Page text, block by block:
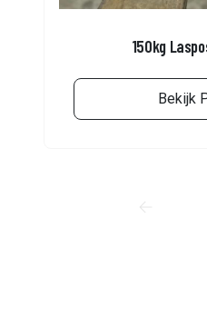
150kg
Bekijk